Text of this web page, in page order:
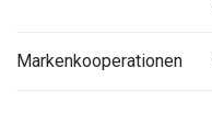
Markenkooperationen